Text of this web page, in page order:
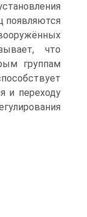
появляются
что
группам
и переходу